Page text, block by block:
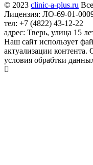
© 2023 clinic-a-plus.ru
Лицензия: ЛО-69-01-
тел: +7 (4822) 43-12-22
адрес: Тверь, улица 15
Наш сайт использует
актуализации контента.
условия обрабтки